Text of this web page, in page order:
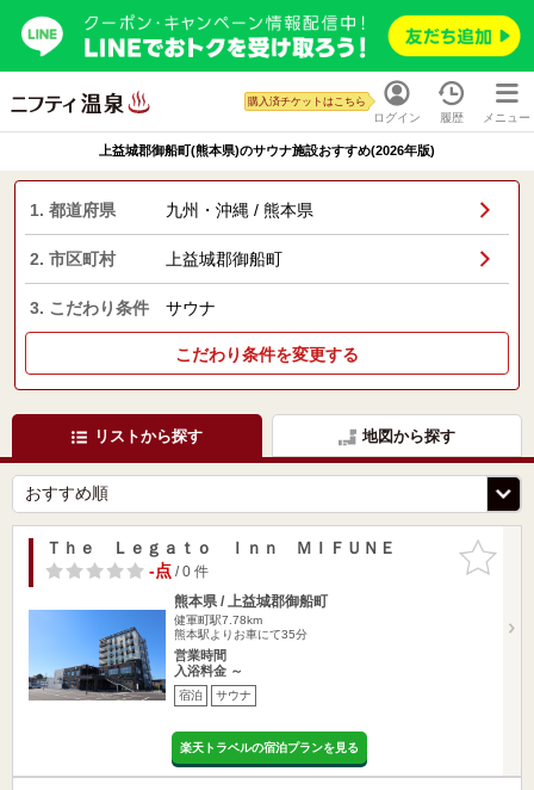
ログイン
購入済チケットはこちら
履歴 メニュー
上益城郡御船町(熊本県)のサウナ施設おすすめ(2026年版)
1. 都道府県 九州・沖縄 / 熊本県
2. 市区町村 上益城郡御船町
3. こだわり条件 サウナ
こだわり条件を変更する
リストから探す 地図から探す
お気に入
りに追加
Ｔｈｅ Ｌｅｇａｔｏ Ｉｎｎ ＭＩＦＵＮＥ
-点/ 0 件
熊本県 / 上益城郡御船町
健軍町駅7.78km
熊本駅よりお車にて35分
営業時間
入浴料金 ～
宿泊 サウナ
楽天トラベルの宿泊プランを見る